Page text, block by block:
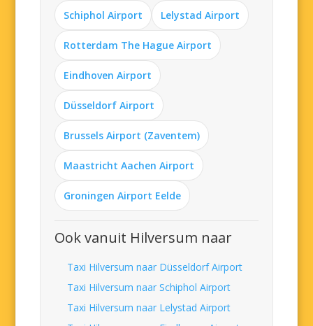
Schiphol Airport Lelystad Airport
Rotterdam The Hague Airport
Eindhoven Airport
Düsseldorf Airport
Brussels Airport (Zaventem)
Maastricht Aachen Airport
Groningen Airport Eelde
Ook vanuit Hilversum naar
Taxi Hilversum naar Düsseldorf Airport
Taxi Hilversum naar Schiphol Airport
Taxi Hilversum naar Lelystad Airport